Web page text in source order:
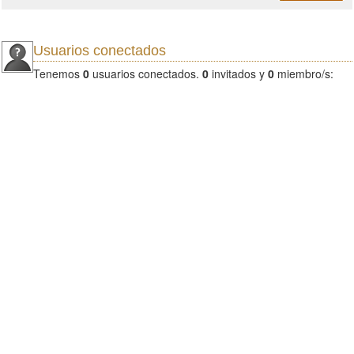
Usuarios conectados
Tenemos 0 usuarios conectados. 0 invitados y 0 miembro/s: